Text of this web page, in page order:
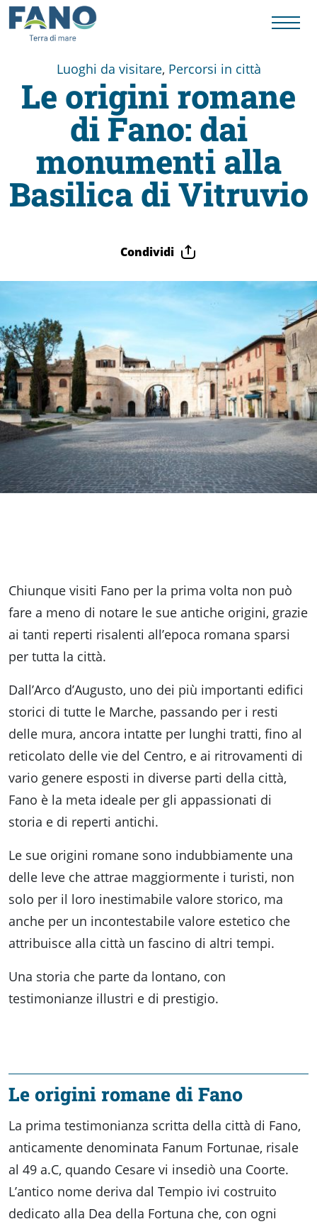
Fano
Visit
Card
da
fare
Percorsi
storici
Enogastronomia
Fano
Accessibili
Luoghi da visitare, Percorsi in città
Le origini romane
di Fano: dai
monumenti alla
Basilica di Vitruvio
Condividi
Chiunque visiti Fano per la prima volta non può
fare a meno di notare le sue antiche origini, grazie
ai tanti reperti risalenti all’epoca romana sparsi
per tutta la città.
Dall’Arco d’Augusto, uno dei più importanti edifici
storici di tutte le Marche, passando per i resti
delle mura, ancora intatte per lunghi tratti, fino al
reticolato delle vie del Centro, e ai ritrovamenti di
vario genere esposti in diverse parti della città,
Fano è la meta ideale per gli appassionati di
storia e di reperti antichi.
Le sue origini romane sono indubbiamente una
delle leve che attrae maggiormente i turisti, non
solo per il loro inestimabile valore storico, ma
anche per un incontestabile valore estetico che
attribuisce alla città un fascino di altri tempi.
Una storia che parte da lontano, con
testimonianze illustri e di prestigio.
Le origini romane di Fano
La prima testimonianza scritta della città di Fano,
anticamente denominata Fanum Fortunae, risale
al 49 a.C, quando Cesare vi insediò una Coorte.
L’antico nome deriva dal Tempio ivi costruito
dedicato alla Dea della Fortuna che, con ogni